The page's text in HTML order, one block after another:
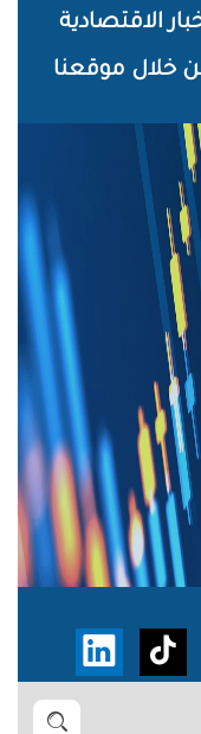
الاقتصادية
خلال موقعنا
بحث